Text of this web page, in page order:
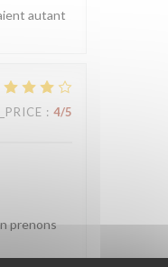
autant
: 4/5
prenons